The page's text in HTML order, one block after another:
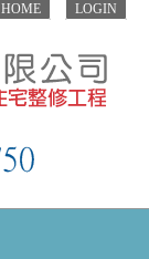
HOME LOGIN